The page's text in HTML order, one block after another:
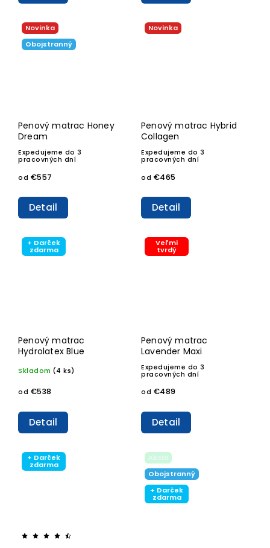
Novinka
Obojstranný
Penový matrac Honey
Dream
Expedujeme do 3
pracovných dní
od €557
Detail
Novinka
Penový matrac Hybrid
Collagen
Expedujeme do 3
pracovných dní
od €465
Detail
+ Darček
zdarma
Penový matrac
Hydrolatex Blue
Skladom (4 ks)
od €538
Detail
Veľmi
tvrdý
Penový matrac
Lavender Maxi
Expedujeme do 3
pracovných dní
od €489
Detail
+ Darček
zdarma
Akcia
Obojstranný
+ Darček
zdarma